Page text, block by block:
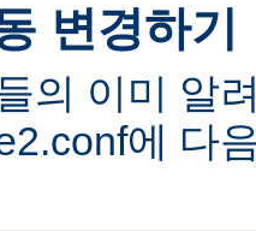
변경하기
의 이미 알
에 다